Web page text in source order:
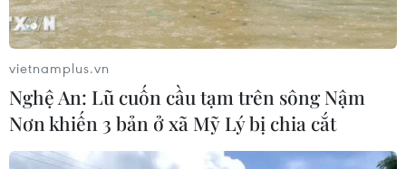
Xem thêm
vietnamplus.vn
Nghệ An: Lũ cuốn cầu tạm trên sông Nậm
Nơn khiến 3 bản ở xã Mỹ Lý bị chia cắt